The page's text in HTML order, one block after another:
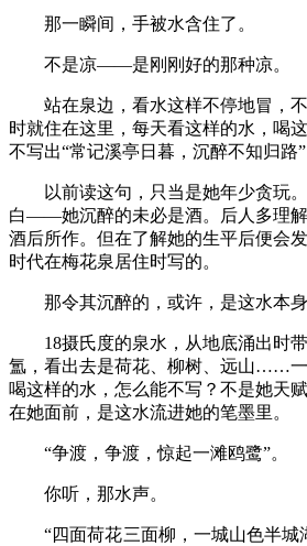
那一瞬间，手被水含住了。
不是凉——是刚刚好的那种凉。
站在泉边，看水这样不停地冒，不
时就住在这里，每天看这样的水，喝
不写出“常记溪亭日暮，沉醉不知归路”
以前读这句，只当是她年少贪玩。
白——她沉醉的未必是酒。后人多理
酒后所作。但在了解她的生平后便会
时代在梅花泉居住时写的。
那令其沉醉的，或许，是这水本身
18摄氏度的泉水，从地底涌出时带
氲，看出去是荷花、柳树、远山……一
喝这样的水，怎么能不写？不是她天
在她面前，是这水流进她的笔墨里。
“争渡，争渡，惊起一滩鸥鹭”。
你听，那水声。
“四面荷花三面柳，一城山色半城